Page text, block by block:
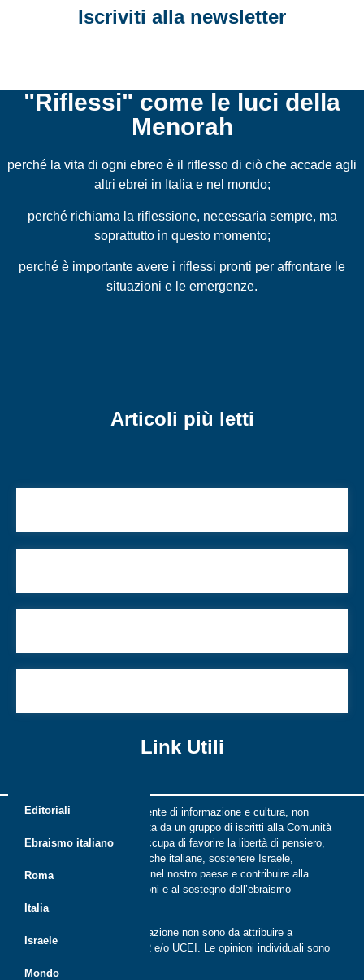
Iscriviti alla newsletter
"Riflessi" come le luci della
Menorah
perché la vita di ogni ebreo è il riflesso di ciò che accade agli
altri ebrei in Italia e nel mondo;
perché richiama la riflessione, necessaria sempre, ma
soprattutto in questo momento;
perché è importante avere i riflessi pronti per affrontare le
situazioni e le emergenze.
Articoli più letti
Link Utili
Editoriali
Ebraismo italiano
Roma
Italia
Israele
Mondo
Riflessi è una rivista indipendente di informazione e cultura, non
periodica, digitale e on line nata da un gruppo di iscritti alla Comunità
ebraica di Roma. Riflessi si occupa di favorire la libertà di pensiero,
il dialogo tra le comunità ebraiche italiane, sostenere Israele,
promuovere la cultura ebraica nel nostro paese e contribuire alla
crescita delle nuove generazioni e al sostegno dell’ebraismo
italiano.
Le opinioni espresse dalla redazione non sono da attribuire a
nessuna lista presente in CER e/o UCEI. Le opinioni individuali sono